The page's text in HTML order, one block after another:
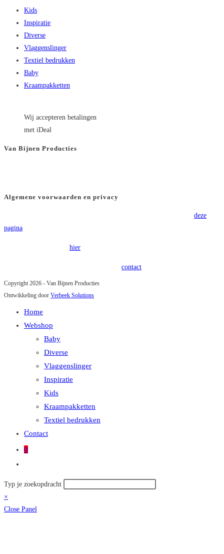
Kids
Inspiratie
Diverse
Vlaggenslinger
Textiel bedrukken
Baby
Kraampakketten
Wij accepteren betalingen
met iDeal
Van Bijnen Producties
Algemene voorwaarden en privacy
deze
pagina
hier
contact
Copyright 2026 - Van Bijnen Producties
Ontwikkeling door Verbeek Solutions
Home
Webshop
Baby
Diverse
Vlaggenslinger
Inspiratie
Kids
Kraampakketten
Textiel bedrukken
Contact
0
zoeken
Zoek
op
deze
Typ je zoekopdracht
×
Close Panel